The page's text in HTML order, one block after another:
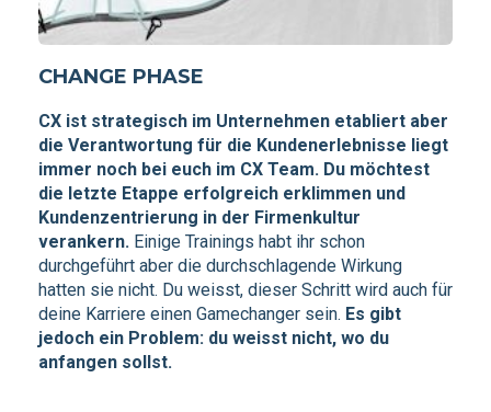
CHANGE PHASE
CX ist strategisch im Unternehmen etabliert aber
die Verantwortung für die Kundenerlebnisse liegt
immer noch bei euch im CX Team. Du möchtest
die letzte Etappe erfolgreich erklimmen und
Kundenzentrierung in der Firmenkultur
verankern. Einige Trainings habt ihr schon
durchgeführt aber die durchschlagende Wirkung
hatten sie nicht. Du weisst, dieser Schritt wird auch für
deine Karriere einen Gamechanger sein. Es gibt
jedoch ein Problem: du weisst nicht, wo du
anfangen sollst.